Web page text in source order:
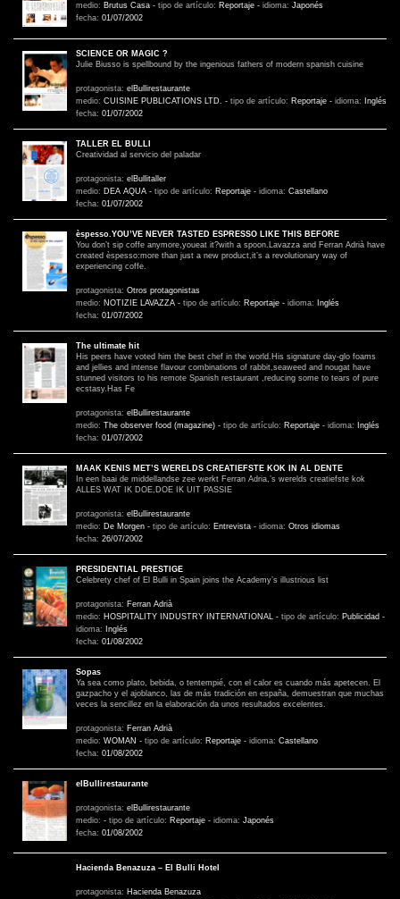
medio: Brutus Casa - tipo de artículo: Reportaje - idioma: Japonés
fecha: 01/07/2002
SCIENCE OR MAGIC ?
Julie Biusso is spellbound by the ingenious fathers of modern spanish cuisine
protagonista: elBullirestaurante
medio: CUISINE PUBLICATIONS LTD. - tipo de artículo: Reportaje - idioma:
Inglés
fecha: 01/07/2002
TALLER EL BULLI
Creatividad al servicio del paladar
protagonista: elBullitaller
medio: DEA AQUA - tipo de artículo: Reportaje - idioma: Castellano
fecha: 01/07/2002
èspesso.YOU’VE NEVER TASTED ESPRESSO LIKE THIS BEFORE
You don’t sip coffe anymore,youeat it?with a spoon.Lavazza and Ferran Adrià have
created èspesso:more than just a new product,it’s a revolutionary way of
experiencing coffe.
protagonista: Otros protagonistas
medio: NOTIZIE LAVAZZA - tipo de artículo: Reportaje - idioma:
Inglés
fecha: 01/07/2002
The ultimate hit
His peers have voted him the best chef in the world.His signature day-glo foams
and jellies and intense flavour combinations of rabbit,seaweed and nougat have
stunned visitors to his remote Spanish restaurant ,reducing some to tears of pure
ecstasy.Has Fe
protagonista: elBullirestaurante
medio: The observer food (magazine) - tipo de artículo: Reportaje - idioma:
Inglés
fecha: 01/07/2002
MAAK KENIS MET’S WERELDS CREATIEFSTE KOK IN AL DENTE
In een baai de middellandse zee werkt Ferran Adria,’s werelds creatiefste kok
ALLES WAT IK DOE,DOE IK UIT PASSIE
protagonista: elBullirestaurante
medio: De Morgen - tipo de artículo: Entrevista - idioma: Otros idiomas
fecha: 26/07/2002
PRESIDENTIAL PRESTIGE
Celebrety chef of El Bulli in Spain joins the Academy’s illustrious list
protagonista: Ferran Adrià
medio: HOSPITALITY INDUSTRY INTERNATIONAL - tipo de artículo: Publicidad -
idioma:
Inglés
fecha: 01/08/2002
Sopas
Ya sea como plato, bebida, o tentempié, con el calor es cuando más apetecen. El
gazpacho y el ajoblanco, las de más tradición en españa, demuestran que muchas
veces la sencillez en la elaboración da unos resultados excelentes.
protagonista: Ferran Adrià
medio: WOMAN - tipo de artículo: Reportaje - idioma: Castellano
fecha: 01/08/2002
elBullirestaurante
protagonista: elBullirestaurante
medio: - tipo de artículo: Reportaje - idioma: Japonés
fecha: 01/08/2002
Hacienda Benazuza – El Bulli Hotel
protagonista: Hacienda Benazuza